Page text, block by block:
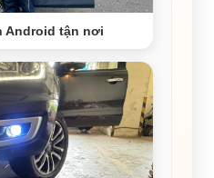
Android tận nơi